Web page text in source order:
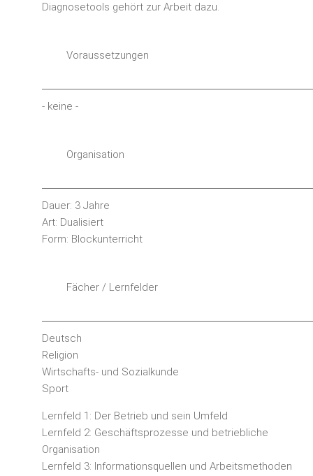
Diagnosetools gehört zur Arbeit dazu.
Voraussetzungen
- keine -
Organisation
Dauer: 3 Jahre
Art: Dualisiert
Form: Blockunterricht
Fächer / Lernfelder
Deutsch
Religion
Wirtschafts- und Sozialkunde
Sport
Lernfeld 1: Der Betrieb und sein Umfeld
Lernfeld 2: Geschäftsprozesse und betriebliche
Organisation
Lernfeld 3: Informationsquellen und Arbeitsmethoden